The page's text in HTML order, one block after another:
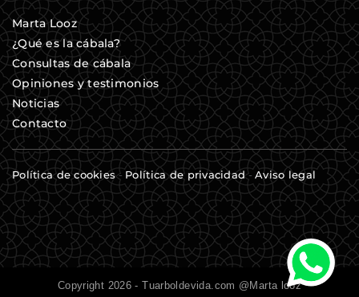
Marta Looz
¿Qué es la cábala?
Consultas de cábala
Opiniones y testimonios
Noticias
Contacto
Política de cookies- Política de privacidad-Aviso legal
Copyright 2026 - Tuarboldevida.com @Marta looz